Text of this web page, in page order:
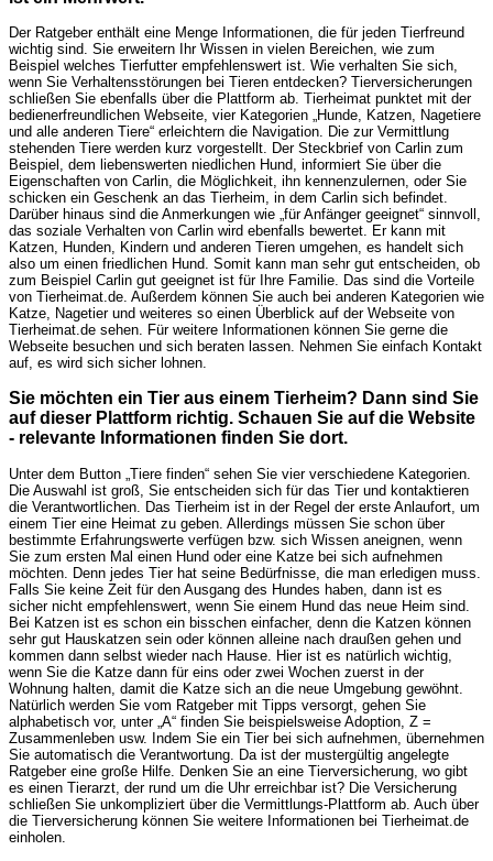
Der Ratgeber enthält eine Menge Informationen, die für jeden Tierfreund
wichtig sind. Sie erweitern Ihr Wissen in vielen Bereichen, wie zum
Beispiel welches Tierfutter empfehlenswert ist. Wie verhalten Sie sich,
wenn Sie Verhaltensstörungen bei Tieren entdecken? Tierversicherungen
schließen Sie ebenfalls über die Plattform ab. Tierheimat punktet mit der
bedienerfreundlichen Webseite, vier Kategorien „Hunde, Katzen, Nagetiere
und alle anderen Tiere“ erleichtern die Navigation. Die zur Vermittlung
stehenden Tiere werden kurz vorgestellt. Der Steckbrief von Carlin zum
Beispiel, dem liebenswerten niedlichen Hund, informiert Sie über die
Eigenschaften von Carlin, die Möglichkeit, ihn kennenzulernen, oder Sie
schicken ein Geschenk an das Tierheim, in dem Carlin sich befindet.
Darüber hinaus sind die Anmerkungen wie „für Anfänger geeignet“ sinnvoll,
das soziale Verhalten von Carlin wird ebenfalls bewertet. Er kann mit
Katzen, Hunden, Kindern und anderen Tieren umgehen, es handelt sich
also um einen friedlichen Hund. Somit kann man sehr gut entscheiden, ob
zum Beispiel Carlin gut geeignet ist für Ihre Familie. Das sind die Vorteile
von Tierheimat.de. Außerdem können Sie auch bei anderen Kategorien wie
Katze, Nagetier und weiteres so einen Überblick auf der Webseite von
Tierheimat.de sehen. Für weitere Informationen können Sie gerne die
Webseite besuchen und sich beraten lassen. Nehmen Sie einfach Kontakt
auf, es wird sich sicher lohnen.
Sie möchten ein Tier aus einem Tierheim? Dann sind Sie
auf dieser Plattform richtig. Schauen Sie auf die Website
- relevante Informationen finden Sie dort.
Unter dem Button „Tiere finden“ sehen Sie vier verschiedene Kategorien.
Die Auswahl ist groß, Sie entscheiden sich für das Tier und kontaktieren
die Verantwortlichen. Das Tierheim ist in der Regel der erste Anlaufort, um
einem Tier eine Heimat zu geben. Allerdings müssen Sie schon über
bestimmte Erfahrungswerte verfügen bzw. sich Wissen aneignen, wenn
Sie zum ersten Mal einen Hund oder eine Katze bei sich aufnehmen
möchten. Denn jedes Tier hat seine Bedürfnisse, die man erledigen muss.
Falls Sie keine Zeit für den Ausgang des Hundes haben, dann ist es
sicher nicht empfehlenswert, wenn Sie einem Hund das neue Heim sind.
Bei Katzen ist es schon ein bisschen einfacher, denn die Katzen können
sehr gut Hauskatzen sein oder können alleine nach draußen gehen und
kommen dann selbst wieder nach Hause. Hier ist es natürlich wichtig,
wenn Sie die Katze dann für eins oder zwei Wochen zuerst in der
Wohnung halten, damit die Katze sich an die neue Umgebung gewöhnt.
Natürlich werden Sie vom Ratgeber mit Tipps versorgt, gehen Sie
alphabetisch vor, unter „A“ finden Sie beispielsweise Adoption, Z =
Zusammenleben usw. Indem Sie ein Tier bei sich aufnehmen, übernehmen
Sie automatisch die Verantwortung. Da ist der mustergültig angelegte
Ratgeber eine große Hilfe. Denken Sie an eine Tierversicherung, wo gibt
es einen Tierarzt, der rund um die Uhr erreichbar ist? Die Versicherung
schließen Sie unkompliziert über die Vermittlungs-Plattform ab. Auch über
die Tierversicherung können Sie weitere Informationen bei Tierheimat.de
einholen.